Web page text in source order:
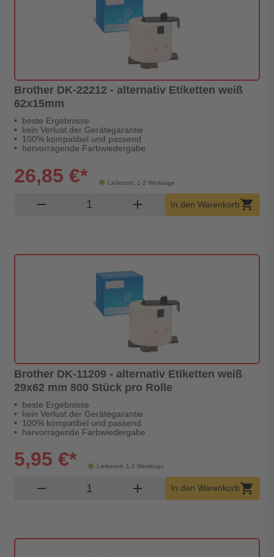
Brother DK-22212 - alternativ Etiketten weiß
62x15mm
beste Ergebnisse
kein Verlust der Gerätegarantie
100% kompatibel und passend
hervorragende Farbwiedergabe
Lieferzeit: 1-2 Werktage
26,85 €*
remove Produkt Warenkorb Menge
add In den Warenkorbshopping_cart
Brother DK-11209 - alternativ Etiketten weiß
29x62 mm 800 Stück pro Rolle
beste Ergebnisse
kein Verlust der Gerätegarantie
100% kompatibel und passend
hervorragende Farbwiedergabe
Lieferzeit: 1-2 Werktage
5,95 €*
remove Produkt Warenkorb Menge
add In den Warenkorbshopping_cart